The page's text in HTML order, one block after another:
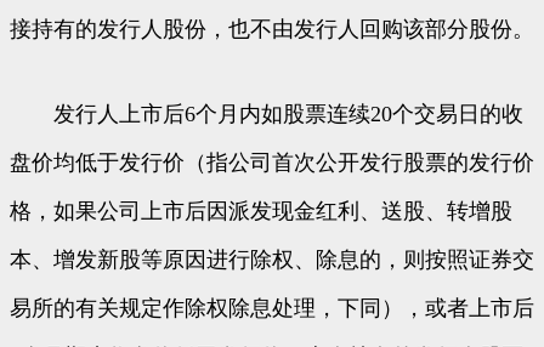
接持有的发行人股份，也不由发行人回购该部分股份。
发行人上市后6个月内如股票连续20个交易日的收
盘价均低于发行价（指公司首次公开发行股票的发行价
格，如果公司上市后因派发现金红利、送股、转增股
本、增发新股等原因进行除权、除息的，则按照证券交
易所的有关规定作除权除息处理，下同），或者上市后